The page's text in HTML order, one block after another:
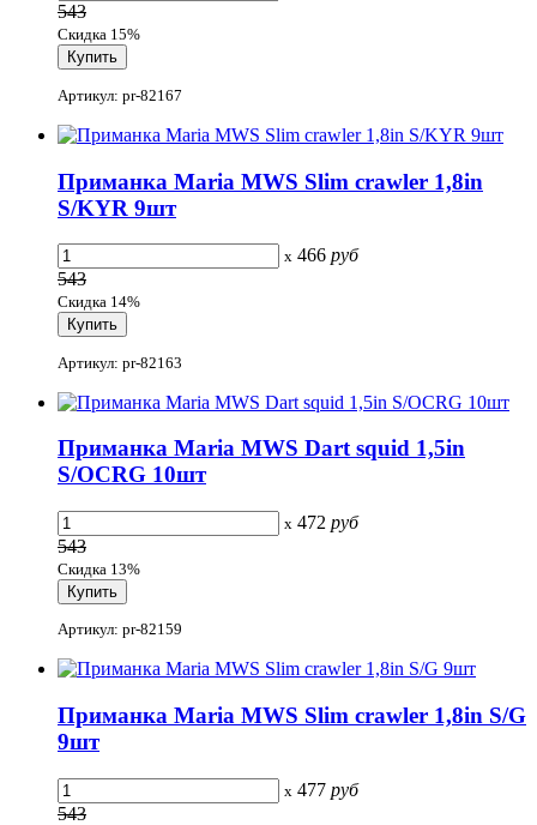
543
Скидка 15%
Артикул: pr-82167
Приманка Maria MWS Slim crawler 1,8in
S/KYR 9шт
x 466 руб
543
Скидка 14%
Артикул: pr-82163
Приманка Maria MWS Dart squid 1,5in
S/OCRG 10шт
x 472 руб
543
Скидка 13%
Артикул: pr-82159
Приманка Maria MWS Slim crawler 1,8in S/G
9шт
x 477 руб
543